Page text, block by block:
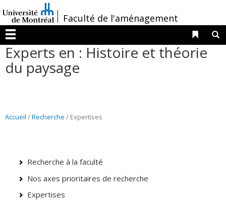
au
contenu
/Faculté de l'aménagement
Menu
Liens
Experts en : Histoire et théorie
du paysage
Accueil /Recherche / Expertises
Recherche à la faculté
Nos axes prioritaires de recherche
Expertises